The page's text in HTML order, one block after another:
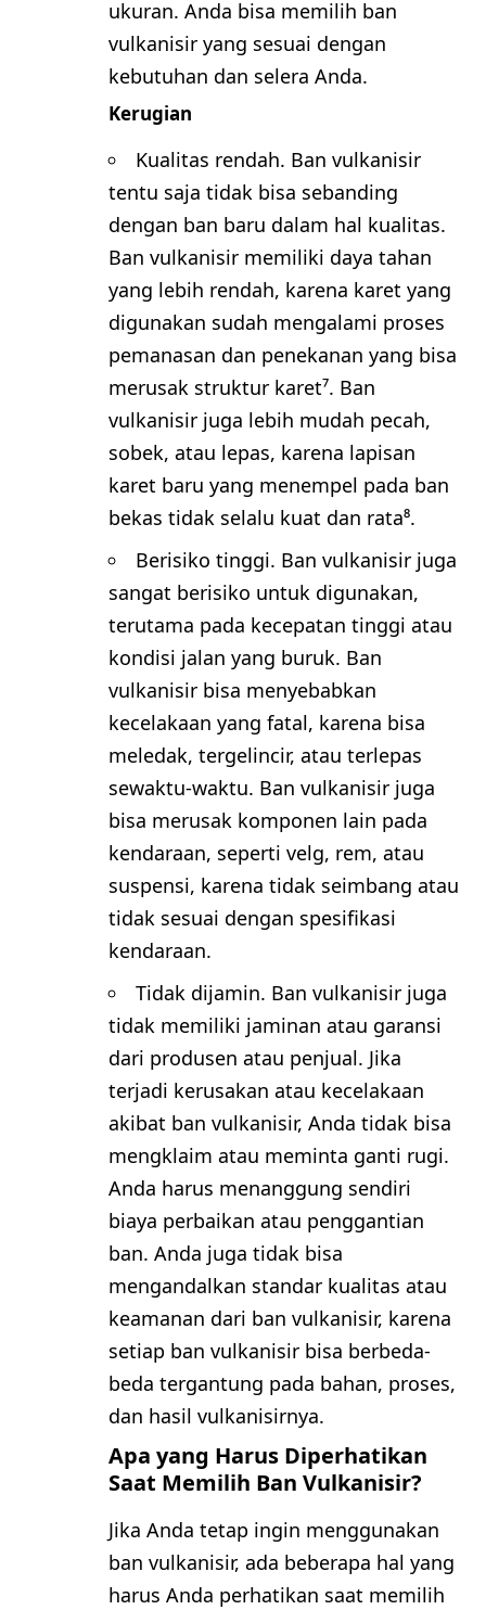
ukuran. Anda bisa memilih ban
vulkanisir yang sesuai dengan
kebutuhan dan selera Anda.
Kerugian
Kualitas rendah. Ban vulkanisir
tentu saja tidak bisa sebanding
dengan ban baru dalam hal kualitas.
Ban vulkanisir memiliki daya tahan
yang lebih rendah, karena karet yang
digunakan sudah mengalami proses
pemanasan dan penekanan yang bisa
merusak struktur karet⁷. Ban
vulkanisir juga lebih mudah pecah,
sobek, atau lepas, karena lapisan
karet baru yang menempel pada ban
bekas tidak selalu kuat dan rata⁸.
Berisiko tinggi. Ban vulkanisir juga
sangat berisiko untuk digunakan,
terutama pada kecepatan tinggi atau
kondisi jalan yang buruk. Ban
vulkanisir bisa menyebabkan
kecelakaan yang fatal, karena bisa
meledak, tergelincir, atau terlepas
sewaktu-waktu. Ban vulkanisir juga
bisa merusak komponen lain pada
kendaraan, seperti velg, rem, atau
suspensi, karena tidak seimbang atau
tidak sesuai dengan spesifikasi
kendaraan.
Tidak dijamin. Ban vulkanisir juga
tidak memiliki jaminan atau garansi
dari produsen atau penjual. Jika
terjadi kerusakan atau kecelakaan
akibat ban vulkanisir, Anda tidak bisa
mengklaim atau meminta ganti rugi.
Anda harus menanggung sendiri
biaya perbaikan atau penggantian
ban. Anda juga tidak bisa
mengandalkan standar kualitas atau
keamanan dari ban vulkanisir, karena
setiap ban vulkanisir bisa berbeda-
beda tergantung pada bahan, proses,
dan hasil vulkanisirnya.
Apa yang Harus Diperhatikan
Saat Memilih Ban Vulkanisir?
Jika Anda tetap ingin menggunakan
ban vulkanisir, ada beberapa hal yang
harus Anda perhatikan saat memilih